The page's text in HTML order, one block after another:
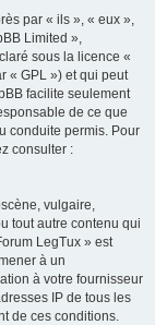
par « ils », « eux »,
Limited »,
sous la licence «
« GPL ») et qui peut
facilite seulement
de ce que
conduite permis. Pour
consulter :
vulgaire,
tout autre contenu qui
LegTux » est
à un
à votre fournisseur
IP de tous les
de ces conditions.